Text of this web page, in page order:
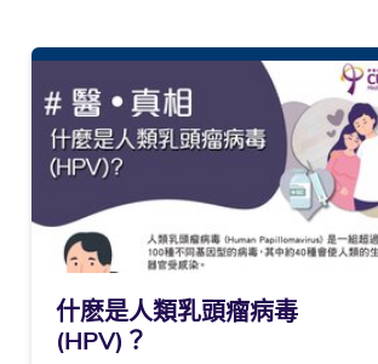
什麽是人類乳頭瘤病毒
(HPV)？